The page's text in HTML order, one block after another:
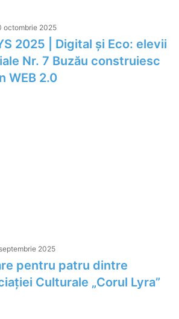
octombrie 2025
2025 | Digital și Eco: elevii
Nr. 7 Buzău construiesc
WEB 2.0
2025
pentru patru dintre
Culturale „Corul Lyra”